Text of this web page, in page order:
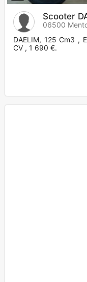
Scooter
06500
DAELIM, 125 Cm3 ,
CV , 1 690 €.